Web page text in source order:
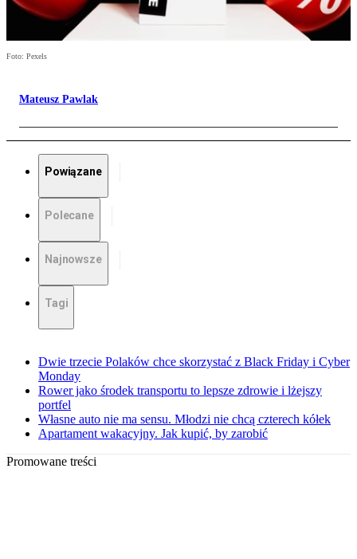
Foto: Pexels
Mateusz Pawlak
Powiązane
Polecane
Najnowsze
Tagi
Dwie trzecie Polaków chce skorzystać z Black Friday i Cyber
Monday
Rower jako środek transportu to lepsze zdrowie i lżejszy
portfel
Własne auto nie ma sensu. Młodzi nie chcą czterech kółek
Apartament wakacyjny. Jak kupić, by zarobić
Promowane treści